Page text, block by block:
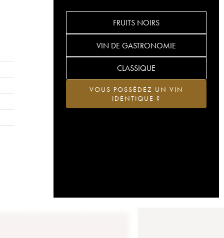
FRUITS NOIRS
VIN DE GASTRONOMIE
CLASSIQUE
VOUS POSSÉDEZ UN VIN
IDENTIQUE ?